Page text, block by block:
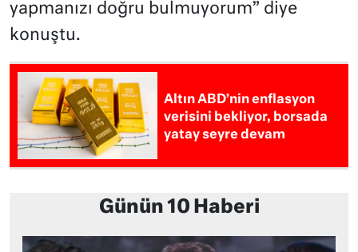
yapmanızı doğru bulmuyorum” diye
konuştu.
Altın ABD’nin enflasyon
verisini bekliyor, borsada
yatay seyre devam
Günün 10 Haberi